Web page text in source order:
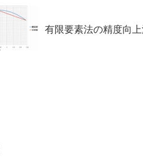
有限要素法の精度向